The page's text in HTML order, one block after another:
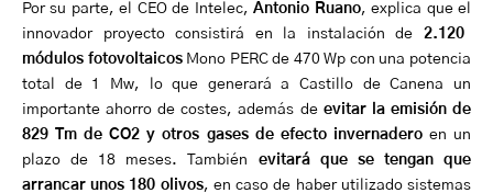
Por su parte, el CEO de Intelec, Antonio Ruano, explica queel
innovadorproyecto consistirá en l a instalación de 2.120
módulos fotovoltaicosMono PERC de 470Wp con una potencia
total de 1 Mw, loque generará a Castillo de Canena un
importante ahorro de costes, además de evitar la emisión de
829 Tm de CO2 y otros gases de efecto invernadero en un
plazo de 18 meses.
También evitará que se tengan que
arrancar unos 180 olivos, en caso de haber utilizado sistemas